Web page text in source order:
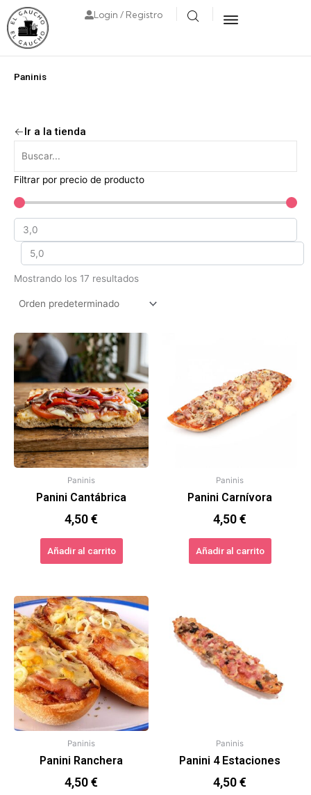
Login / Registro
Paninis
Ir a la tienda
Filtrar por precio de producto
Mostrando los 17 resultados
Paninis
Panini Cantábrica
4,50€
Añadir al carrito
Paninis
Panini Carnívora
4,50€
Añadir al carrito
Paninis
Panini Ranchera
4,50€
Paninis
Panini 4 Estaciones
4,50€